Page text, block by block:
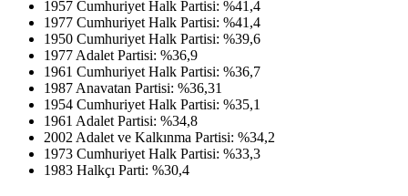
1957 Cumhuriyet Halk Partisi: %41,4
1977 Cumhuriyet Halk Partisi: %41,4
1950 Cumhuriyet Halk Partisi: %39,6
1977 Adalet Partisi: %36,9
1961 Cumhuriyet Halk Partisi: %36,7
1987 Anavatan Partisi: %36,31
1954 Cumhuriyet Halk Partisi: %35,1
1961 Adalet Partisi: %34,8
2002 Adalet ve Kalkınma Partisi: %34,2
1973 Cumhuriyet Halk Partisi: %33,3
1983 Halkçı Parti: %30,4